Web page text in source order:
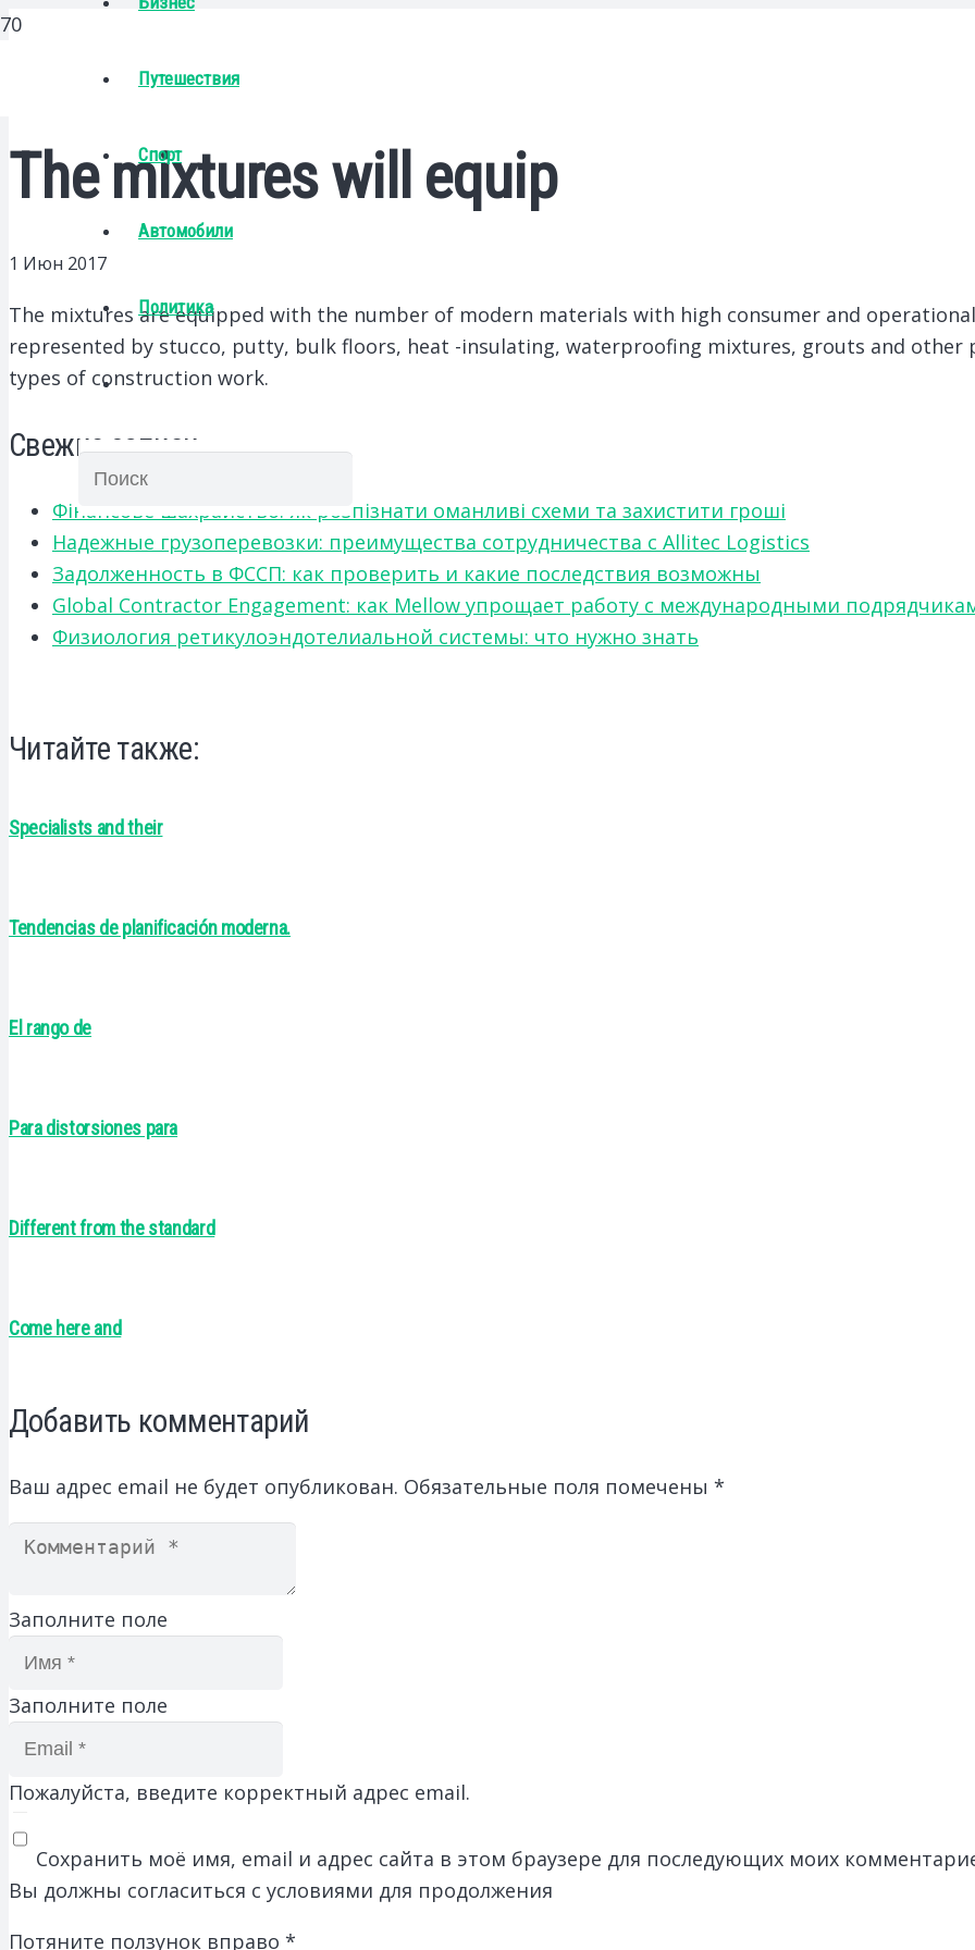
Путешествия
Спорт
Автомобили
Политика
The mixtures will equip
1 Июн 2017
The mixtures are equipped with the number of modern materials with high consumer and
represented by stucco, putty, bulk floors, heat -insulating, waterproofing mixtures, grouts and other
types of construction work.
Свежие записи
Фінансове шахрайство: як розпізнати оманливі схеми та захистити гроші
Надежные грузоперевозки: преимущества сотрудничества с Allitec Logistics
Задолженность в ФССП: как проверить и какие последствия возможны
Global Contractor Engagement: как Mellow упрощает работу с международными
Физиология ретикулоэндотелиальной системы: что нужно знать
Читайте также:
Specialists and their
Tendencias de planificación moderna.
El rango de
Para distorsiones para
Different from the standard
Come here and
Добавить комментарий
Ваш адрес email не будет опубликован. Обязательные поля помечены *
Заполните поле
Заполните поле
Пожалуйста, введите корректный адрес email.
Сохранить моё имя, email и адрес сайта в этом браузере для последующих моих
Вы должны согласиться с условиями для продолжения
Потяните ползунок вправо *